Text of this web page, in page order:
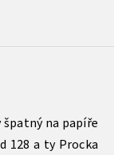
špatný na papíře
128 a ty Procka